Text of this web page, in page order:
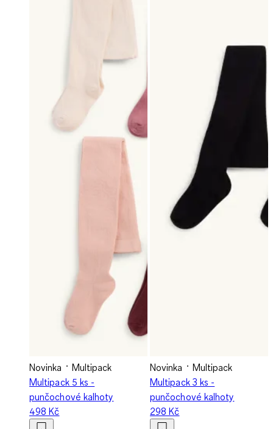
Novinka
Multipack
Multipack 5 ks -
punčochové kalhoty
498 Kč
Novinka
Multipack
Multipack 3 ks -
punčochové kalhoty
298 Kč